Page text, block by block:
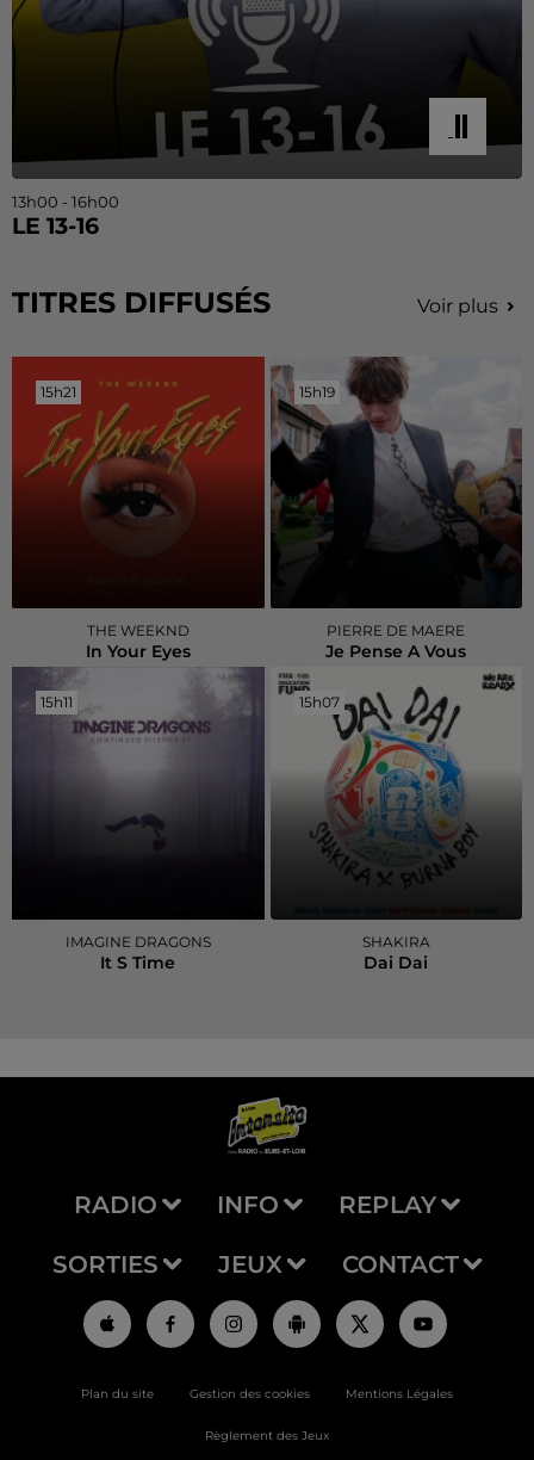
13h00 - 16h00
LE 13-16
TITRES DIFFUSÉS Voir plus
15h21
15h21
THE WEEKND
In Your Eyes
15h19
15h19
PIERRE DE MAERE
Je Pense A Vous
15h11
15h11
IMAGINE DRAGONS
It S Time
15h07
15h07
SHAKIRA
Dai Dai
RADIO INFO REPLAY
SORTIES JEUX CONTACT
Plan du site Gestion des cookies Mentions Légales
Règlement des Jeux